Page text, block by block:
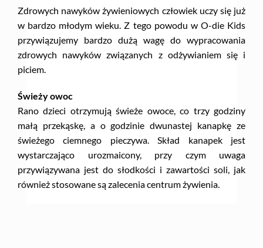
Zdrowych nawyków żywieniowych człowiek uczy się już
w bardzo młodym wieku. Z tego powodu w O-die Kids
przywiązujemy bardzo dużą wagę do wypracowania
zdrowych nawyków związanych z odżywianiem się i
piciem.
Świeży owoc
Rano dzieci otrzymują świeże owoce, co trzy godziny
małą przekąskę, a o godzinie dwunastej kanapkę ze
świeżego ciemnego pieczywa. Skład kanapek jest
wystarczająco urozmaicony, przy czym uwaga
przywiązywana jest do słodkości i zawartości soli, jak
również stosowane są zalecenia centrum żywienia.